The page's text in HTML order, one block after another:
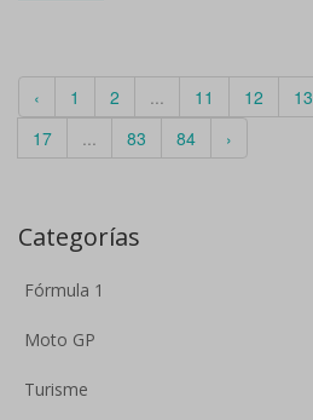
‹ 1 2 ... 11 12 13
17
... 83 84 ›
Categorías
Fórmula 1
Moto GP
Turisme